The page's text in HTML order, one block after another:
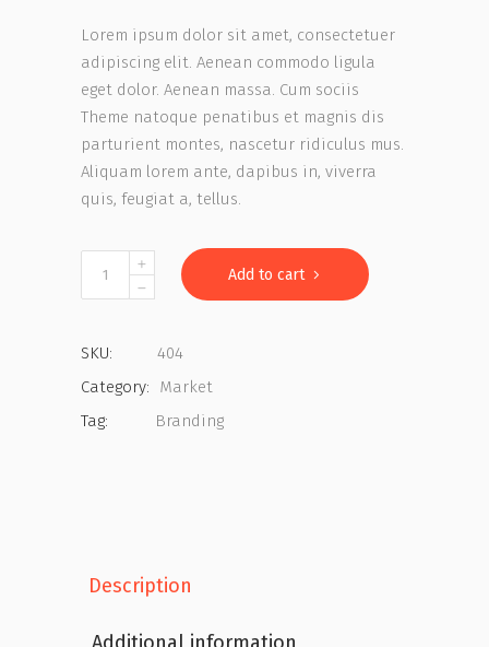
on
customer
rating
Lorem ipsum dolor sit amet, consectetuer
adipiscing elit. Aenean commodo ligula
eget dolor. Aenean massa. Cum sociis
Theme natoque penatibus et magnis dis
parturient montes, nascetur ridiculus mus.
Aliquam lorem ante, dapibus in, viverra
quis, feugiat a, tellus.
Rollercoaster
quantity
Add to cart
SKU:
404
Category:
Market
Tag:
Branding
Description